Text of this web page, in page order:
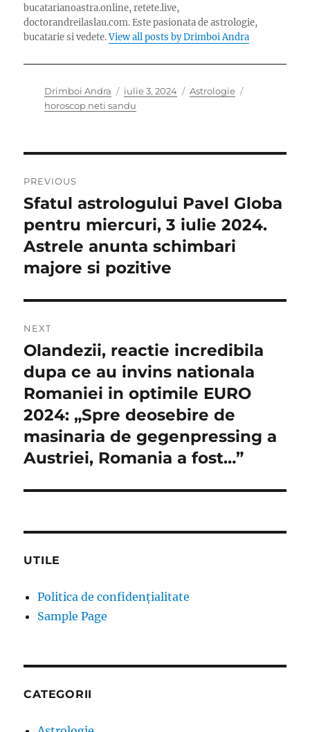
bucatarianoastra.online, retete.live,
doctorandreilaslau.com. Este pasionata de astrologie,
bucatarie si vedete.View all posts by Drimboi Andra
Author
Drimboi Andra
Posted
on
iulie 3, 2024 Categories
Astrologie
horoscop neti sandu
în
articole
PREVIOUS
Previous
post:
Sfatul astrologului Pavel Globa
pentru miercuri, 3 iulie 2024.
Astrele anunta schimbari
majore si pozitive
NEXT
Next
post:
Olandezii, reactie incredibila
dupa ce au invins nationala
Romaniei in optimile EURO
2024: „Spre deosebire de
masinaria de gegenpressing a
Austriei, Romania a fost…”
UTILE
Politica de confidențialitate
Sample Page
CATEGORII